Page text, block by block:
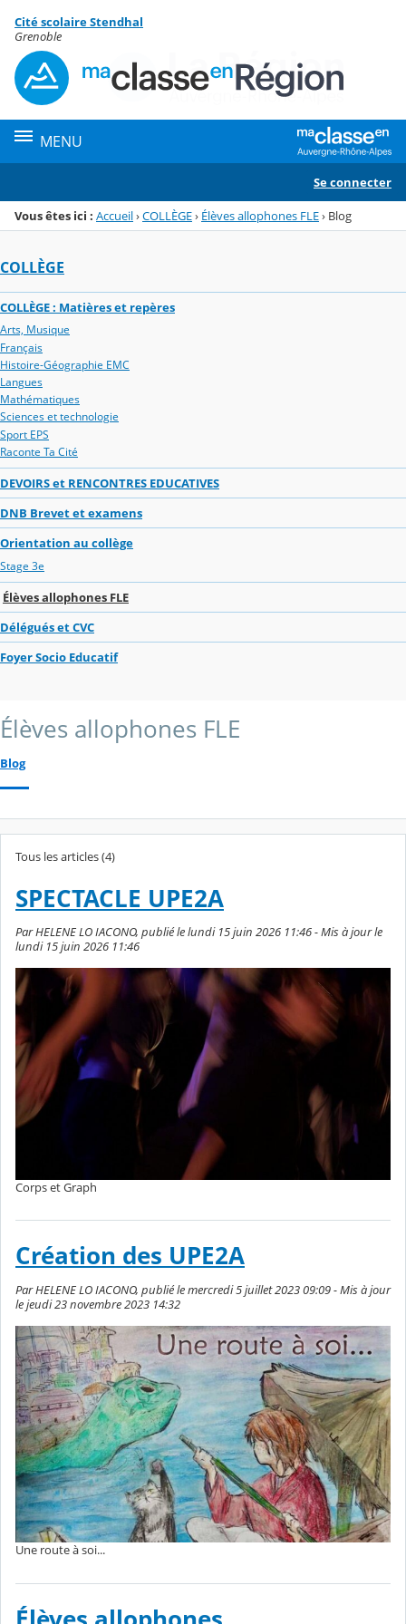
Menu de la rubrique
Contenu
Cité scolaire Stendhal
Grenoble
MENU
Se connecter
Vous êtes ici : Accueil›COLLÈGE› Élèves allophones FLE› Blog
COLLÈGE
COLLÈGE : Matières et repères
Arts, Musique
Français
Histoire-Géographie EMC
Langues
Mathématiques
Sciences et technologie
Sport EPS
Raconte Ta Cité
DEVOIRS et RENCONTRES EDUCATIVES
DNB Brevet et examens
Orientation au collège
Stage 3e
Élèves allophones FLE
Délégués et CVC
Foyer Socio Educatif
Élèves allophones FLE
Blog
Tous les articles (4)
SPECTACLE UPE2A
Par HELENE LO IACONO, publié le lundi 15 juin 2026 11:46 - Mis à jour le
lundi 15 juin 2026 11:46
Corps et Graph
Création des UPE2A
Par HELENE LO IACONO, publié le mercredi 5 juillet 2023 09:09 - Mis à jour
le jeudi 23 novembre 2023 14:32
Une route à soi...